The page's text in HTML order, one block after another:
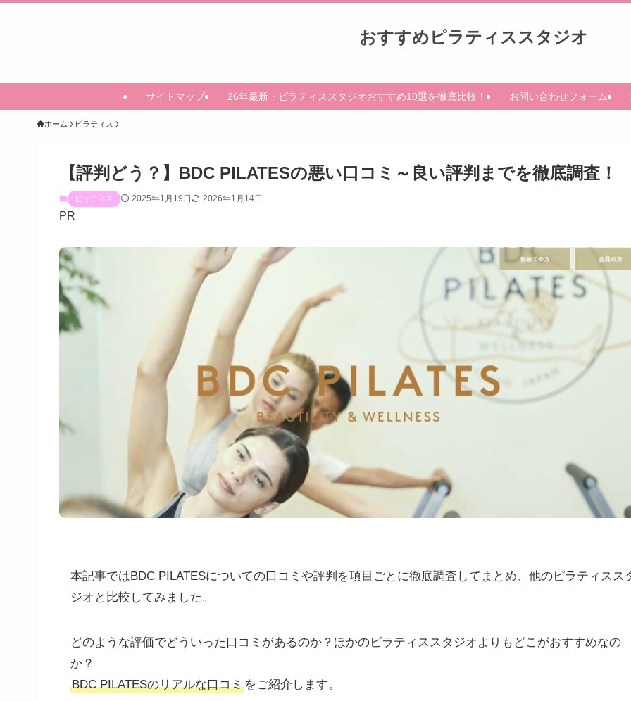
おすすめピラティススタジオ
サイトマップ 26年最新・ピラティススタジオおすすめ10選を徹底比較！ お問い合わせフォーム
ホーム ピラティス
【評判どう？】BDC PILATESの悪い口コミ～良い評判までを徹底調査！
ピラティス 2025年1月19日 2026年1月14日
PR
本記事ではBDC PILATESについての口コミや評判を項目ごとに徹底調査してまとめ、他のピラティスス
ジオと比較してみました。
どのような評価でどういった口コミがあるのか？ほかのピラティススタジオよりもどこがおすすめなの
か？
BDC PILATESのリアルな口コミ をご紹介します。